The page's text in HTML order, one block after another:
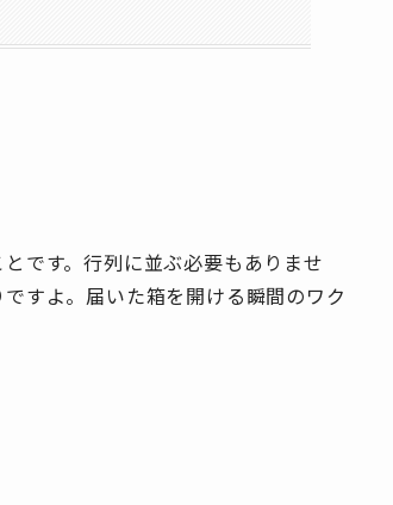
です。行列に並ぶ必要もありませ
すよ。届いた箱を開ける瞬間のワク